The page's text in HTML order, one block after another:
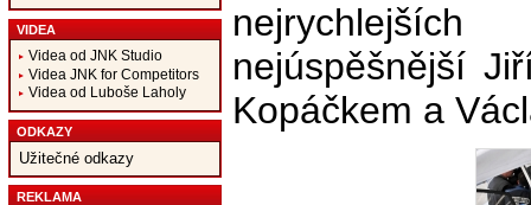
VIDEA
Videa od JNK Studio
Videa JNK for Competitors
Videa od Luboše Laholy
ODKAZY
Užitečné odkazy
REKLAMA
nejúspěšnější
Kopáčkem a